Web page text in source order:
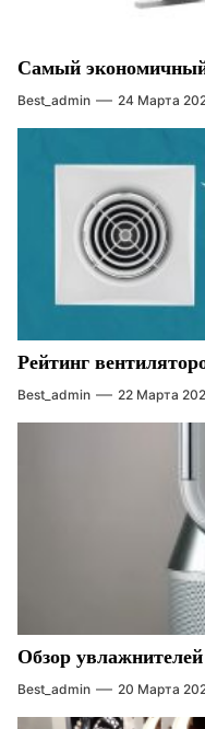
Самый экономичный
Best_admin 24 Марта
Рейтинг
Best_admin 22 Марта
Обзор увлажнителей
Best_admin 20 Марта